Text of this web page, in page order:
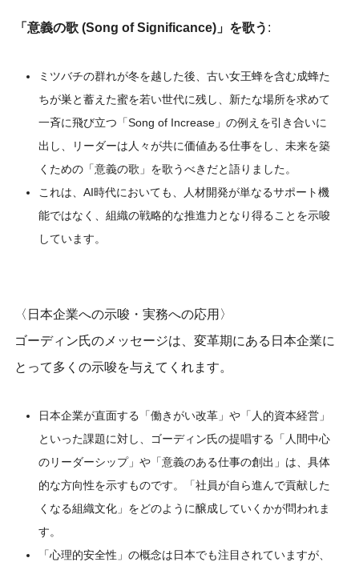
「意義の歌 (Song of Significance)」を歌う :
ミツバチの群れが冬を越した後、古い女王蜂を含む成蜂た
ちが巣と蓄えた蜜を若い世代に残し、新たな場所を求めて
一斉に飛び立つ「Song of Increase」の例えを引き合いに
出し、リーダーは人々が共に価値ある仕事をし、未来を築
くための「意義の歌」を歌うべきだと語りました。
これは、AI時代においても、人材開発が単なるサポート機
能ではなく、組織の戦略的な推進力となり得ることを示唆
しています。
〈日本企業への示唆・実務への応用〉
ゴーディン氏のメッセージは、変革期にある日本企業に
とって多くの示唆を与えてくれます。
日本企業が直面する「働きがい改革」や「人的資本経営」
といった課題に対し、ゴーディン氏の提唱する「人間中心
のリーダーシップ」や「意義のある仕事の創出」は、具体
的な方向性を示すものです。「社員が自ら進んで貢献した
くなる組織文化」をどのように醸成していくかが問われま
す。
「心理的安全性」の概念は日本でも注目されていますが、